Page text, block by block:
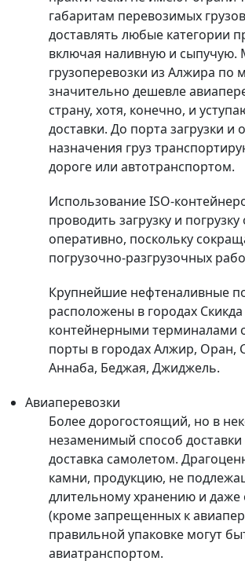
габаритам перевозимых
доставлять любые категории
включая наливную и
грузоперевозки из Алжира по
значительно дешевле
страну, хотя, конечно, и
доставки. До порта загрузки и
назначения груз
дороге или автотранспортом.
Использование ISO-
проводить загрузку и
оперативно, поскольку
погрузочно-разгрузочных
Крупнейшие нефтеналивные
расположены в городах
контейнерными терминалами
порты в городах Алжир, Оран,
Аннаба, Беджая, Джиджель.
Авиаперевозки
Более дорогостоящий, но в
незаменимый способ доставки
доставка самолетом.
камни, продукцию, не
длительному хранению и даже
(кроме запрещенных к
правильной упаковке могут
авиатранспортом.